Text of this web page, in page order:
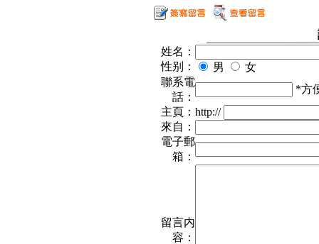
姓名：
性别：
男
女
聯系電
話：
*方
主頁： http://
來自：
電子郵
箱：
留言内
容：